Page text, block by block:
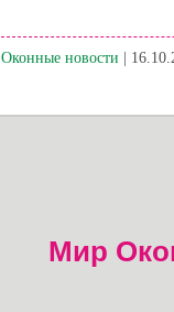
Оконные новости |
Мир